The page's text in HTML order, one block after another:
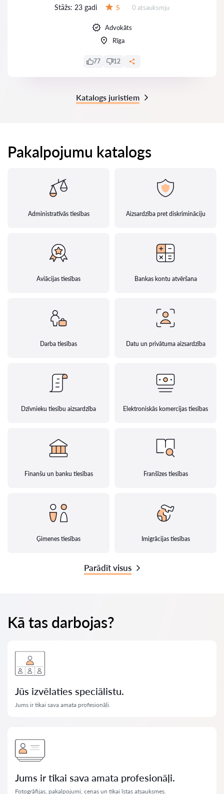
Stāžs: 23 gadi 5 Atsauksmes:
0 atsauksmju
Advokāts
Rīga
77 12
Katalogs juristiem
Pakalpojumu katalogs
Administratīvās tiesības Aizsardzība pret diskrimināciju
Aviācijas tiesības Bankas kontu atvēršana
Darba tiesības Datu un privātuma aizsardzība
Dzīvnieku tiesību aizsardzība Elektroniskās komercijas tiesības
Finanšu un banku tiesības Franšīzes tiesības
Ģimenes tiesības Imigrācijas tiesības
Parādīt visus
Kā tas darbojas?
Jūs izvēlaties speciālistu.
Jums ir tikai sava amata profesionāļi.
Jums ir tikai sava amata profesionāļi.
Fotogrāfijas, pakalpojumi, cenas un tikai īstas atsauksmes.